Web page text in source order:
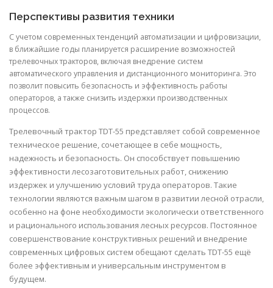
Перспективы развития техники
С учетом современных тенденций автоматизации и цифровизации,
в ближайшие годы планируется расширение возможностей
трелевочных тракторов, включая внедрение систем
автоматического управления и дистанционного мониторинга. Это
позволит повысить безопасность и эффективность работы
операторов, а также снизить издержки производственных
процессов.
Трелевочный трактор TDT-55 представляет собой современное
техническое решение, сочетающее в себе мощность,
надежность и безопасность. Он способствует повышению
эффективности лесозаготовительных работ, снижению
издержек и улучшению условий труда операторов. Такие
технологии являются важным шагом в развитии лесной отрасли,
особенно на фоне необходимости экологически ответственного
и рационального использования лесных ресурсов. Постоянное
совершенствование конструктивных решений и внедрение
современных цифровых систем обещают сделать TDT-55 ещё
более эффективным и универсальным инструментом в
будущем.